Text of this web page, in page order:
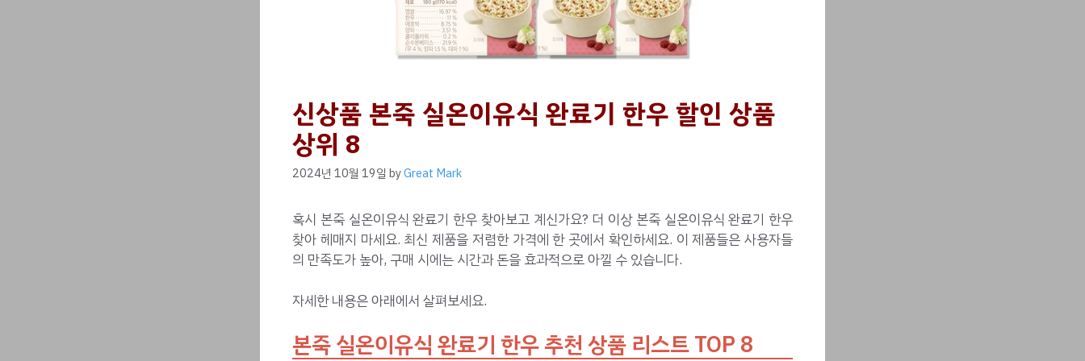
신상품 본죽 실온이유식 완료기 한우 할인 상품
상위 8
2024년 10월 19일 byGreat Mark
혹시 본죽 실온이유식 완료기 한우 찾아보고 계신가요? 더 이상 본죽 실온이유식 완료기 한우
찾아 헤매지 마세요. 최신 제품을 저렴한 가격에 한 곳에서 확인하세요. 이 제품들은 사용자들
의 만족도가 높아, 구매 시에는 시간과 돈을 효과적으로 아낄 수 있습니다.
자세한 내용은 아래에서 살펴보세요.
본죽 실온이유식 완료기 한우 추천 상품 리스트 TOP 8